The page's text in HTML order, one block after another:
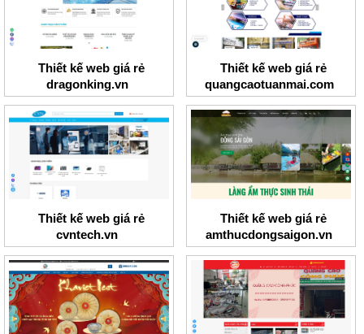
Thiết kế web giá rẻ
dragonking.vn
Thiết kế web giá rẻ
quangcaotuanmai.com
Thiết kế web giá rẻ
cvntech.vn
Thiết kế web giá rẻ
amthucdongsaigon.vn